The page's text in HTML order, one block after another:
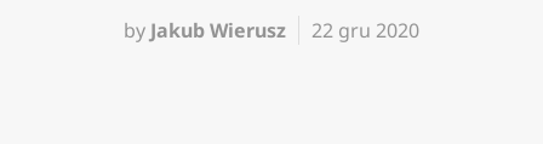
by Jakub Wierusz 22 gru 2020